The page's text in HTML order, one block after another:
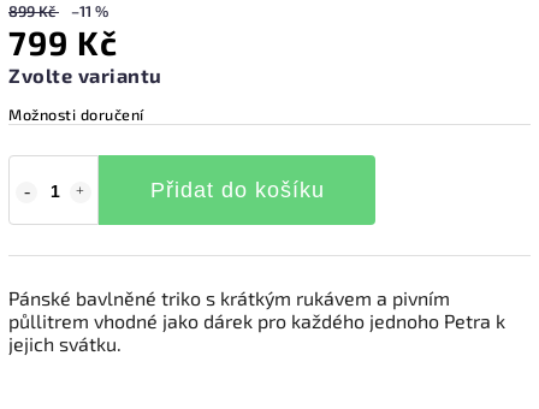
899 Kč –11 %
799 Kč
Zvolte variantu
Možnosti doručení
Přidat do košíku
Pánské bavlněné triko s krátkým rukávem a pivním
půllitrem vhodné jako dárek pro každého jednoho Petra k
jejich svátku.